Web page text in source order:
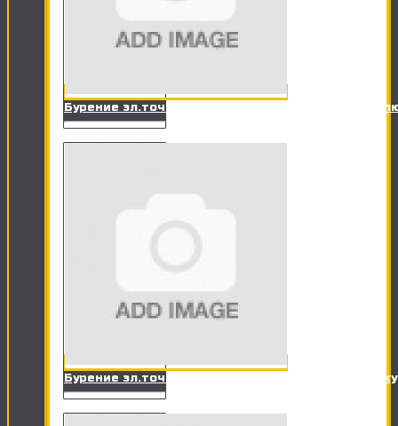
Бурение эл.точки в ж/б стене под розетку,
Бурение эл.точки в кирпичной стене под